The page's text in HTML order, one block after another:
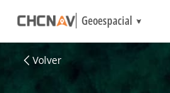
Geoespacial
Volver